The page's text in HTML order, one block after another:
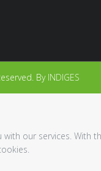
By INDIGES
our services. With